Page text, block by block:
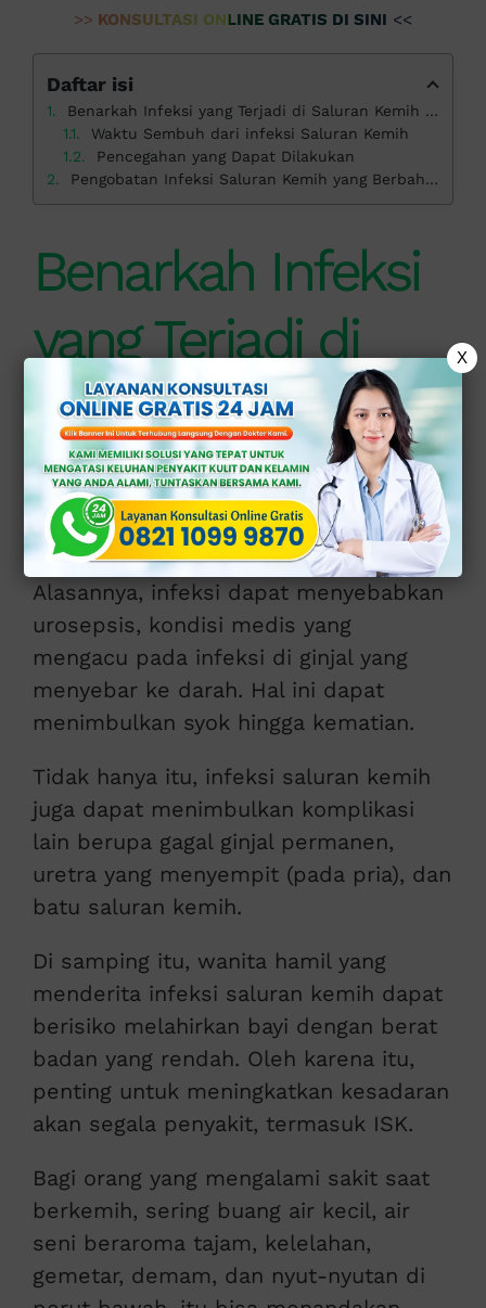
>> KONSULTASI ONLINE GRATIS DI SINI <<
Daftar isi
Benarkah Infeksi yang Terjadi di Saluran Kemih Berbahaya?
Waktu Sembuh dari infeksi Saluran Kemih
Pencegahan yang Dapat Dilakukan
Pengobatan Infeksi Saluran Kemih yang Berbahaya di Klinik Apollo
Benarkah Infeksi
yang Terjadi di
Saluran Kemih
Berbahaya?
Infeksi saluran kemih berbahaya
apabila tidak segera ditangani.
Alasannya, infeksi dapat menyebabkan
urosepsis, kondisi medis yang
mengacu pada infeksi di ginjal yang
menyebar ke darah. Hal ini dapat
menimbulkan syok hingga kematian.
Tidak hanya itu, infeksi saluran kemih
juga dapat menimbulkan komplikasi
lain berupa gagal ginjal permanen,
uretra yang menyempit (pada pria), dan
batu saluran kemih.
Di samping itu, wanita hamil yang
menderita infeksi saluran kemih dapat
berisiko melahirkan bayi dengan berat
badan yang rendah. Oleh karena itu,
penting untuk meningkatkan kesadaran
akan segala penyakit, termasuk ISK.
Bagi orang yang mengalami sakit saat
berkemih, sering buang air kecil, air
seni beraroma tajam, kelelahan,
gemetar, demam, dan nyut-nyutan di
X